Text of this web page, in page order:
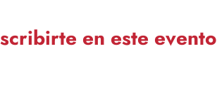
en este evento